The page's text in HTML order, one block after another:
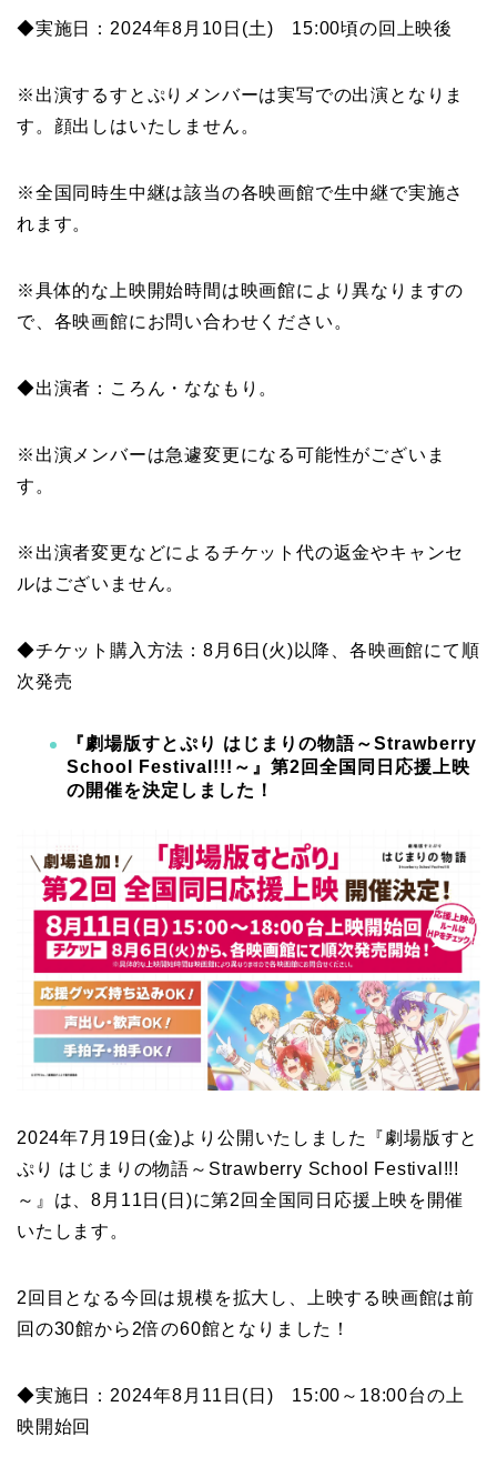
◆実施日：2024年8月10日(土) 15:00頃の回上映後
※出演するすとぷりメンバーは実写での出演となりま
す。顔出しはいたしません。
※全国同時生中継は該当の各映画館で生中継で実施さ
れます。
※具体的な上映開始時間は映画館により異なりますの
で、各映画館にお問い合わせください。
◆出演者：ころん・ななもり。
※出演メンバーは急遽変更になる可能性がございま
す。
※出演者変更などによるチケット代の返金やキャンセ
ルはございません。
◆チケット購入方法：8月6日(火)以降、各映画館にて順
次発売
『劇場版すとぷり はじまりの物語～Strawberry
School Festival!!!～』 第2回全国同日応援上映
の開催を決定しました！
2024年7月19日(金)より公開いたしました『劇場版すと
ぷり はじまりの物語～Strawberry School Festival!!!
～』は、8月11日(日)に第2回全国同日応援上映を開催
いたします。
2回目となる今回は規模を拡大し、上映する映画館は前
回の30館から2倍の60館となりました！
◆実施日：2024年8月11日(日) 15:00～18:00台の上
映開始回